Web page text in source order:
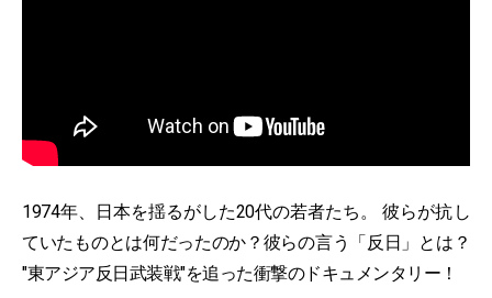
1974年、日本を揺るがした20代の若者たち。 彼らが抗し
ていたものとは何だったのか？彼らの言う「反日」とは？
"東アジア反日武装戦"を追った衝撃のドキュメンタリー！